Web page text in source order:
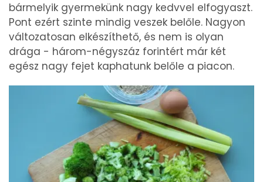
bármelyik gyermekünk nagy kedvvel elfogyaszt.
Pont ezért szinte mindig veszek belőle. Nagyon
változatosan elkészíthető, és nem is olyan
drága - három-négyszáz forintért már két
egész nagy fejet kaphatunk belőle a piacon.